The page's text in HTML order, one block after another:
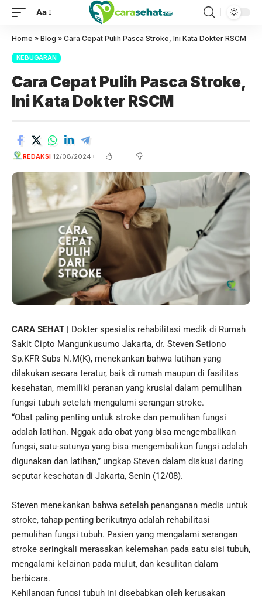
Aa
Home » Blog » Cara Cepat Pulih Pasca Stroke, Ini Kata Dokter RSCM
KEBUGARAN
Cara Cepat Pulih Pasca Stroke,
Ini Kata Dokter RSCM
REDAKSI 12/08/2024
CARA SEHAT | Dokter spesialis rehabilitasi medik di Rumah
Sakit Cipto Mangunkusumo Jakarta, dr. Steven Setiono
Sp.KFR Subs N.M(K), menekankan bahwa latihan yang
dilakukan secara teratur, baik di rumah maupun di fasilitas
kesehatan, memiliki peranan yang krusial dalam pemulihan
fungsi tubuh setelah mengalami serangan stroke.
“Obat paling penting untuk stroke dan pemulihan fungsi
adalah latihan. Nggak ada obat yang bisa mengembalikan
fungsi, satu-satunya yang bisa mengembalikan fungsi adalah
digunakan dan latihan,” ungkap Steven dalam diskusi daring
seputar kesehatan di Jakarta, Senin (12/08).
Steven menekankan bahwa setelah penanganan medis untuk
stroke, tahap penting berikutnya adalah rehabilitasi
pemulihan fungsi tubuh. Pasien yang mengalami serangan
stroke seringkali merasakan kelemahan pada satu sisi tubuh,
mengalami kelainan pada mulut, dan kesulitan dalam
berbicara.
Kehilangan fungsi tubuh ini disebabkan oleh kerusakan